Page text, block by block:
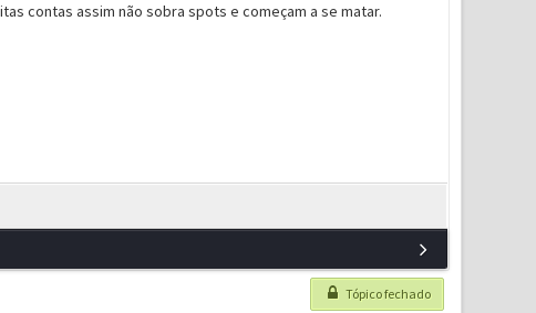
contas assim não sobra spots e começam a se matar.
Tópico fechado